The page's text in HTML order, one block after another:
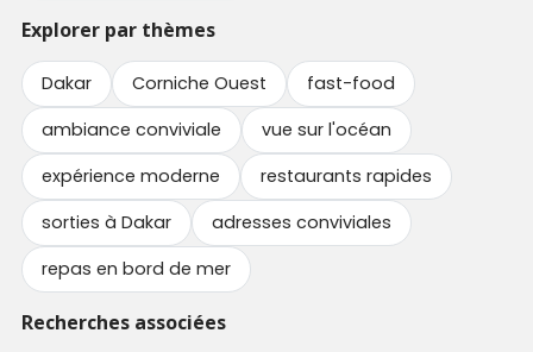
Explorer par thèmes
Dakar Corniche Ouest
fast-food
ambiance conviviale
vue sur l'océan
expérience moderne
restaurants rapides
sorties à Dakar
adresses conviviales
repas en bord de mer
Recherches associées